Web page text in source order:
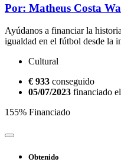
Por: Matheus Costa
Ayúdanos a financiar la
igualdad en el fútbol desde la
Cultural
€ 933 conseguido
05/07/2023 financiado el
155% Financiado
Obtenido